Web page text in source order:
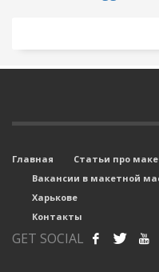
Главная
Статьи про
Вакансии в макетной
Харькове
Контакты
GET SOCIAL